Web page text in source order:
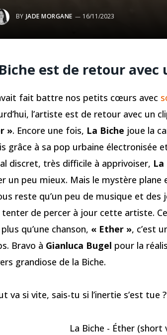
BY JADE MORGANE 16/11/2023
est de retour
fait battre nos petits cœurs avec
l’artiste est de retour avec un
». Encore une fois, La Biche joue la
grâce à sa pop urbaine électronisée
discret, très difficile à apprivoiser, La
un peu mieux. Mais le mystère
reste qu’un peu de musique et
de percer à jour cette artiste.
plus qu’une chanson, « Ether », c’est
Bravo à Gianluca Bugel pour la
grandiose de la Biche.
va si vite, sais-tu si l’inertie s’est tue
La Biche - Éther (short